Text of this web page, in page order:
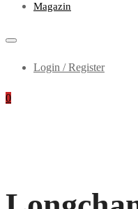
Magazin
Login / Register
0